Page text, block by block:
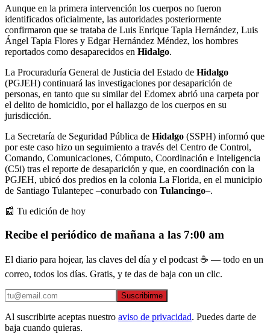
Aunque en la primera intervención los cuerpos no fueron
identificados oficialmente, las autoridades posteriormente
confirmaron que se trataba de Luis Enrique Tapia Hernández, Luis
Ángel Tapia Flores y Edgar Hernández Méndez, los hombres
reportados como desaparecidos en Hidalgo.
La Procuraduría General de Justicia del Estado de Hidalgo
(PGJEH) continuará las investigaciones por desaparición de
personas, en tanto que su similar del Edomex abrió una carpeta por
el delito de homicidio, por el hallazgo de los cuerpos en su
jurisdicción.
La Secretaría de Seguridad Pública de Hidalgo (SSPH) informó que
por este caso hizo un seguimiento a través del Centro de Control,
Comando, Comunicaciones, Cómputo, Coordinación e Inteligencia
(C5i) tras el reporte de desaparición y que, en coordinación con la
PGJEH, ubicó dos predios en la colonia La Florida, en el municipio
de Santiago Tulantepec –conurbado con Tulancingo–.
📰 Tu edición de hoy
Recibe el periódico de mañana a las 7:00 am
El diario para hojear, las claves del día y el podcast ☕ — todo en un
correo, todos los días. Gratis, y te das de baja con un clic.
Suscribirme
Al suscribirte aceptas nuestro aviso de privacidad. Puedes darte de
baja cuando quieras.